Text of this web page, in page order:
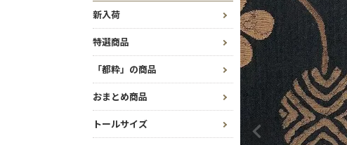
新入荷
特選商品
「都粋」の商品
おまとめ商品
トールサイズ